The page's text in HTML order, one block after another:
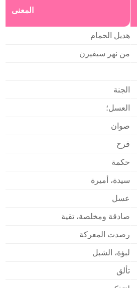
المعنى
هديل الحمام
من نهر سيفيرن
الجنة
العسل؛
صوان
فرح
حكمة
سيدة، أميرة
عسل
صادقة ومخلصة، تقية
رصدت المعركة
لبؤة، الشبل
تألق